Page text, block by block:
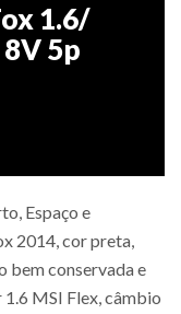
1.6/
5p
Espaço e
2014, cor preta,
bem conservada e
MSI Flex, câmbio